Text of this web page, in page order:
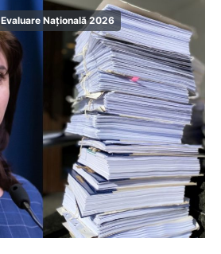
Evaluare Națională 2026